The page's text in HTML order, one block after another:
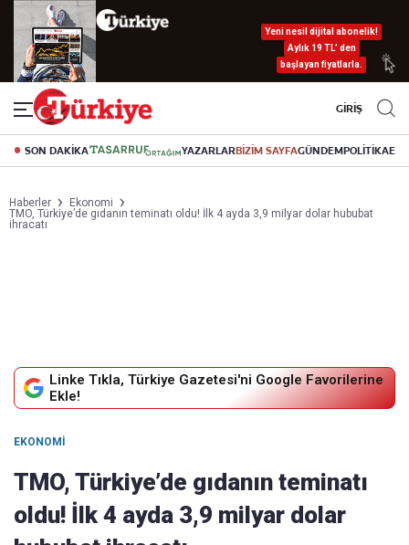
Yeni nesil dijital abonelik!
Aylık 19 TL’ den
başlayan fiyatlarla.
GİRİŞ
SON DAKİKA YAZARLARBİZİM SAYFAGÜNDEMPOLİTİKA
Haberler
Ekonomi
TMO, Türkiye’de gıdanın teminatı oldu! İlk 4 ayda 3,9 milyar dolar hububat
ihracatı
Linke Tıkla, Türkiye Gazetesi'ni Google Favorilerine
Ekle!
EKONOMI
TMO, Türkiye’de gıdanın teminatı
oldu! İlk 4 ayda 3,9 milyar dolar